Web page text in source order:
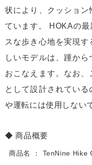
状により、クッション
ています。 HOKAの
スな歩き心地を実現
しいモデルは、踵か
おこなえます。なお
として設計されてい
や運転には使用しない
商品概要
商品名 TenNine Hike